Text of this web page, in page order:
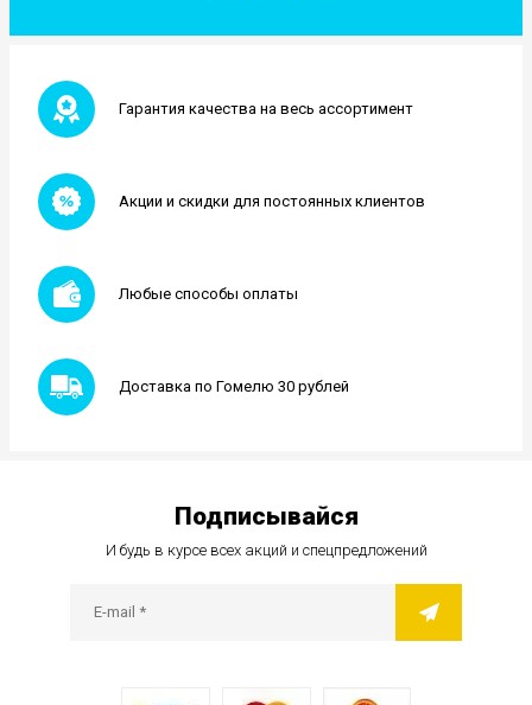
Гарантия качества на весь ассортимент
Акции и скидки для постоянных клиентов
Любые способы оплаты
Доставка по Гомелю 30 рублей
Подписывайся
И будь в курсе всех акций и спецпредложений